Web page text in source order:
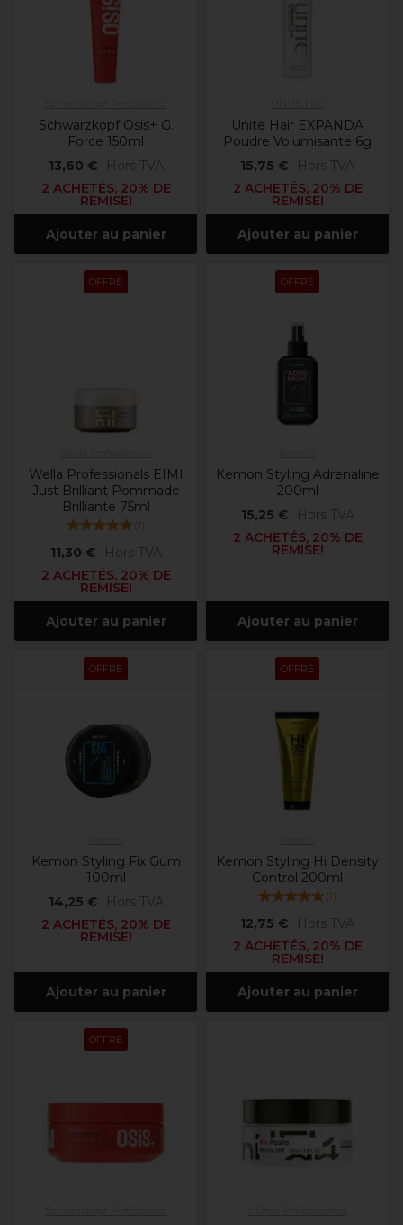
Schwarzkopf Osis+ G.
Force 150ml
13,60 €
Hors TVA
2 ACHETÉS, 20% DE
REMISE!
Ajouter au panier
Unite Hair EXPANDA
Poudre Volumisante 6g
15,75 €
Hors TVA
2 ACHETÉS, 20% DE
REMISE!
Ajouter au panier
OFFRE
Wella Professionals EIMI
Just Brilliant Pommade
Brilliante 75ml
(1)
11,30 €
Hors TVA
2 ACHETÉS, 20% DE
REMISE!
Ajouter au panier
OFFRE
Kemon Styling Adrenaline
200ml
15,25 €
Hors TVA
2 ACHETÉS, 20% DE
REMISE!
Ajouter au panier
OFFRE
Kemon Styling Fix Gum
100ml
14,25 €
Hors TVA
2 ACHETÉS, 20% DE
REMISE!
Ajouter au panier
OFFRE
Kemon Styling Hi Density
Control 200ml
(1)
12,75 €
Hors TVA
2 ACHETÉS, 20% DE
REMISE!
Ajouter au panier
OFFRE